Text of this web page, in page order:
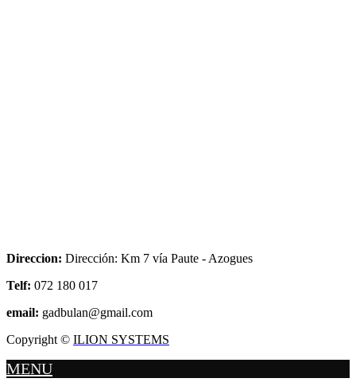
Direccion: Dirección: Km 7 vía Paute - Azogues
Telf: 072 180 017
email: gadbulan@gmail.com
Copyright © ILION SYSTEMS
MENU